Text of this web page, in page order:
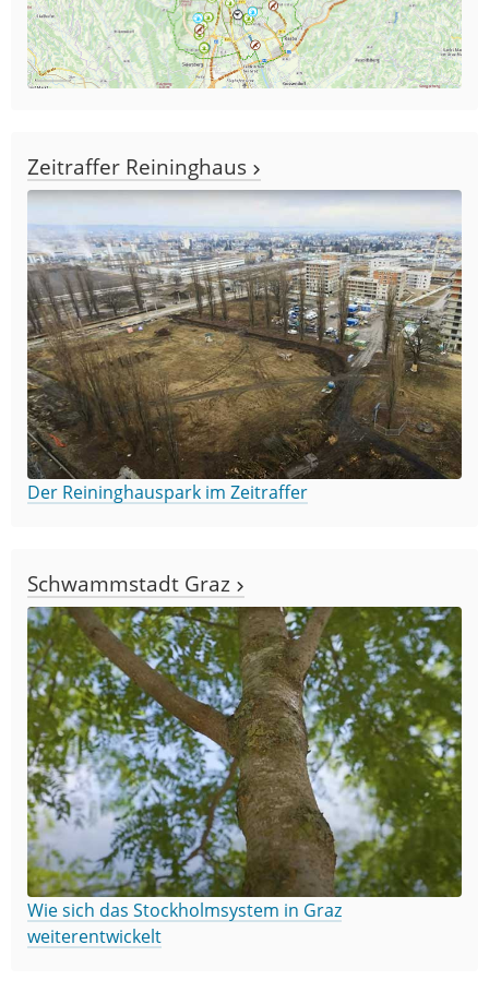
Zeitraffer Reininghaus
Der Reininghauspark im Zeitraffer
Schwammstadt Graz
Wie sich das Stockholmsystem in Graz
weiterentwickelt